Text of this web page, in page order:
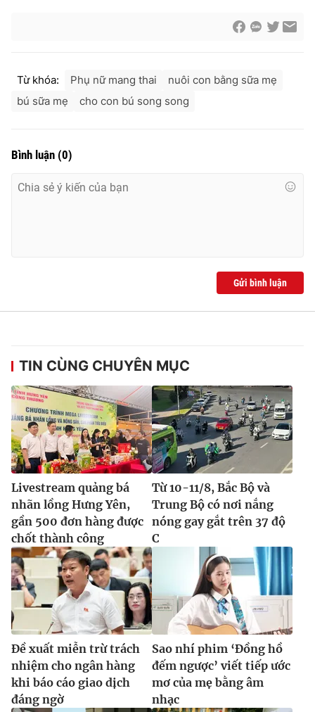
Từ khóa: Phụ nữ mang thai
nuôi con bằng sữa mẹ
bú sữa mẹ
cho con bú song song
Bình luận (0)
Gửi bình luận
TIN CÙNG CHUYÊN MỤC
Livestream quảng bá
nhãn lồng Hưng Yên,
gần 500 đơn hàng được
chốt thành công
Từ 10-11/8, Bắc Bộ và
Trung Bộ có nơi nắng
nóng gay gắt trên 37 độ
C
Đề xuất miễn trừ trách
nhiệm cho ngân hàng
khi báo cáo giao dịch
đáng ngờ
Sao nhí phim ‘Đồng hồ
đếm ngược’ viết tiếp ước
mơ của mẹ bằng âm
nhạc